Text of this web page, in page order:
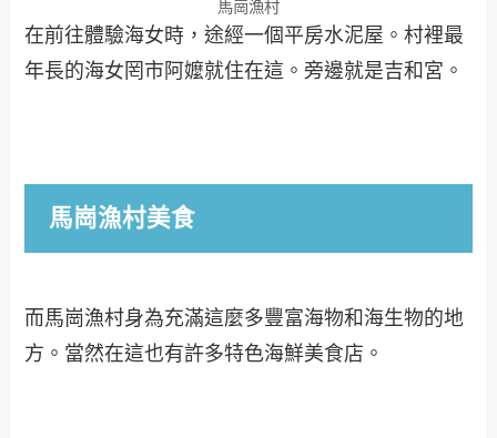
馬崗漁村
在前往體驗海女時，途經一個平房水泥屋。村裡最
年長的海女罔市阿嬤就住在這。旁邊就是吉和宮。
馬崗漁村美食
而馬崗漁村身為充滿這麼多豐富海物和海生物的地
方。當然在這也有許多特色海鮮美食店。